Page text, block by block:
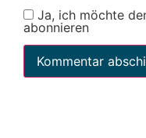
Ja, ich möchte
abonnieren